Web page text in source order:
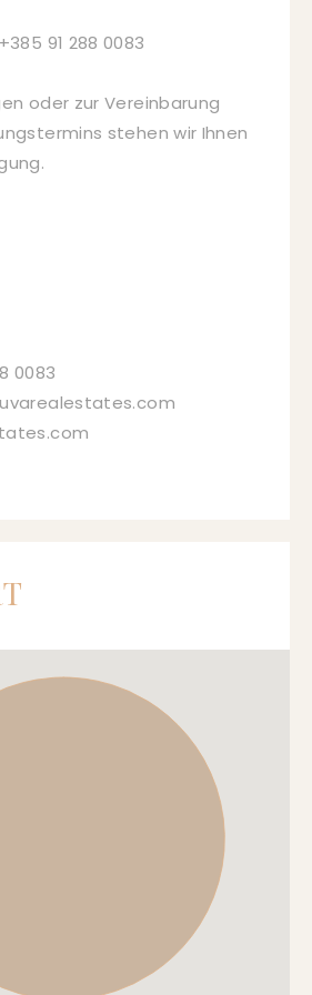
91 288 0083
oder zur Vereinbarung
stehen wir Ihnen
0083